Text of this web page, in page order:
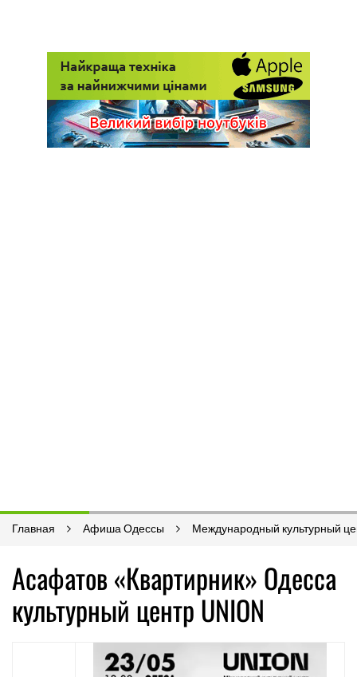
Главная Афиша Одессы Международный культурный
Асафатов «Квартирник» Одесса
культурный центр UNION